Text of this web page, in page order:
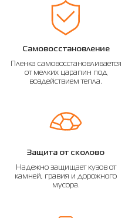
Самовосстановление
Пленка самовосстановливается
от мелких царапин под
воздействием тепла.
Защита от сколово
Надежно защищает кузов от
камней, гравия и дорожного
мусора.